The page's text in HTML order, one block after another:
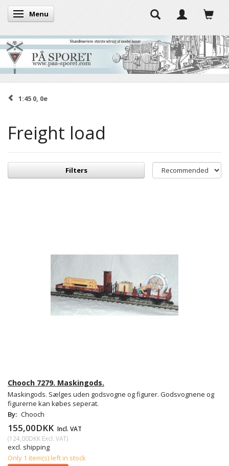
Toggle navigation
Menu
1:45 0, 0e
Freight load
Filters
Chooch 7279. Maskingods.
Maskingods. Sælges uden godsvogne og figurer. Godsvognene og
figurerne kan købes seperat.
By: Chooch
155,00DKK Incl. VAT
(124,00DKK Excl. VAT)
excl. shipping
Only 1 item(s) left in stock